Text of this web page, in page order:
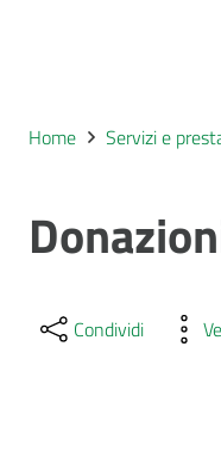
Home Servizi e
Condividi